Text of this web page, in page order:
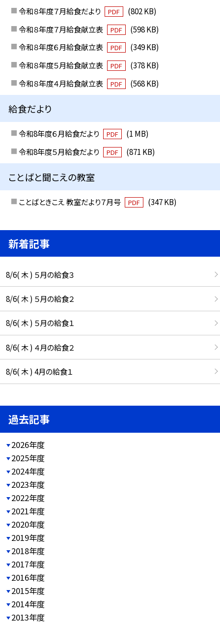
令和８年度７月給食だより PDF
(802 KB)
令和８年度７月給食献立表
PDF
(598 KB)
令和８年度６月給食献立表
PDF
(349 KB)
令和８年度５月給食献立表
PDF
(378 KB)
令和８年度４月給食献立表
PDF (568 KB)
給食だより
令和8年度６月給食だより PDF
(1 MB)
令和8年度５月給食だより
PDF (871 KB)
ことばと聞こえの教室
ことばときこえ 教室だより７月号 PDF (347 KB)
新着記事
8/6( 木 ) ５月の給食３
8/6( 木 ) ５月の給食２
8/6( 木 ) ５月の給食１
8/6( 木 ) ４月の給食２
8/6( 木 ) 4月の給食１
過去記事
2026年度
2025年度
2024年度
2023年度
2022年度
2021年度
2020年度
2019年度
2018年度
2017年度
2016年度
2015年度
2014年度
2013年度